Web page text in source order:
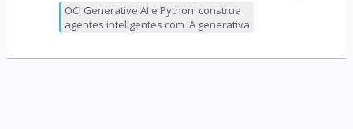
OCI Generative AI e Python: construa
agentes inteligentes com IA generativa